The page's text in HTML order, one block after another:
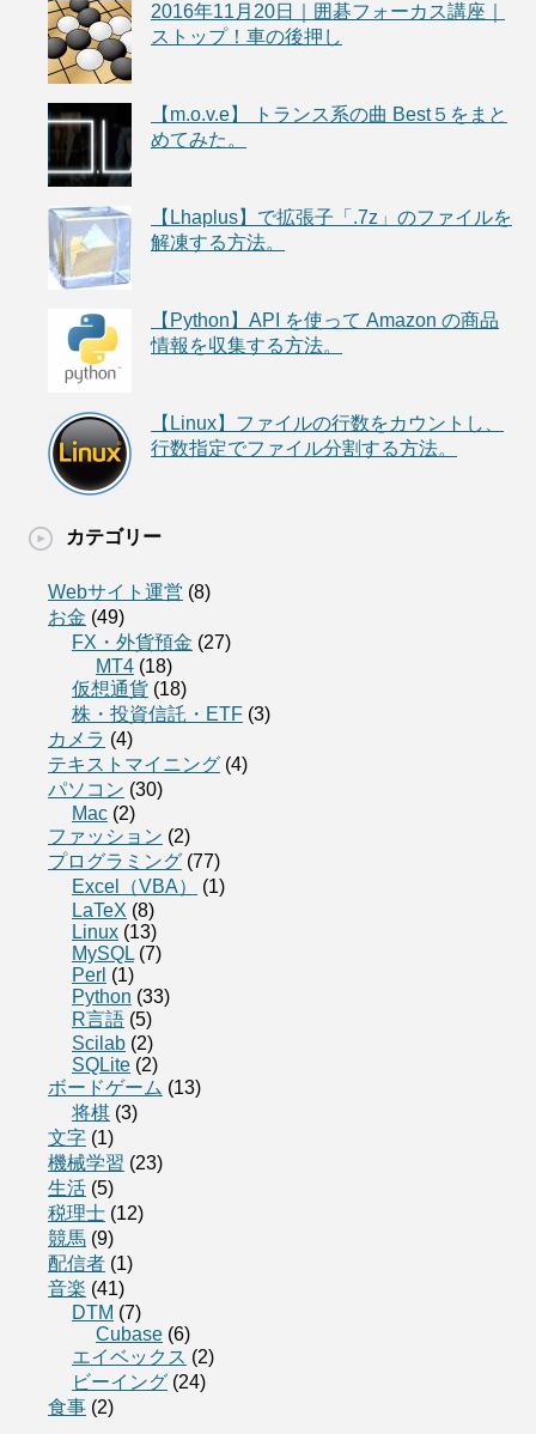
2016年11月20日｜囲碁フォーカス講座｜
ストップ！車の後押し
【m.o.v.e】 トランス系の曲 Best５をまと
めてみた。
【Lhaplus】で拡張子「.7z」のファイルを
解凍する方法。
【Python】API を使って Amazon の商品
情報を収集する方法。
【Linux】ファイルの行数をカウントし、
行数指定でファイル分割する方法。
カテゴリー
Webサイト運営 (8)
お金 (49)
FX・外貨預金 (27)
MT4 (18)
仮想通貨 (18)
株・投資信託・ETF (3)
カメラ (4)
テキストマイニング (4)
パソコン (30)
Mac (2)
ファッション (2)
プログラミング (77)
Excel（VBA）
(1)
LaTeX (8)
Linux (13)
MySQL (7)
Perl (1)
Python (33)
R言語 (5)
Scilab (2)
SQLite (2)
ボードゲーム (13)
将棋 (3)
文字 (1)
機械学習 (23)
生活 (5)
税理士 (12)
競馬 (9)
配信者 (1)
音楽 (41)
DTM (7)
Cubase (6)
エイベックス (2)
ビーイング (24)
食事 (2)